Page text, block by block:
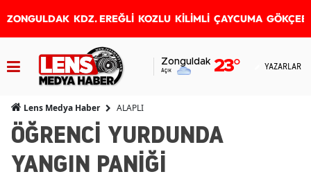
ZONGULDAK KDZ. EREĞLİ KOZLU KİLİMLİ ÇAYCUMA
Zonguldak
Açık 23° YAZARLAR
Lens Medya Haber ALAPLI
ÖĞRENCİ YURDUNDA
YANGIN PANİĞİ